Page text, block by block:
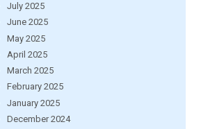
July 2025
June 2025
May 2025
April 2025
March 2025
February 2025
January 2025
December 2024